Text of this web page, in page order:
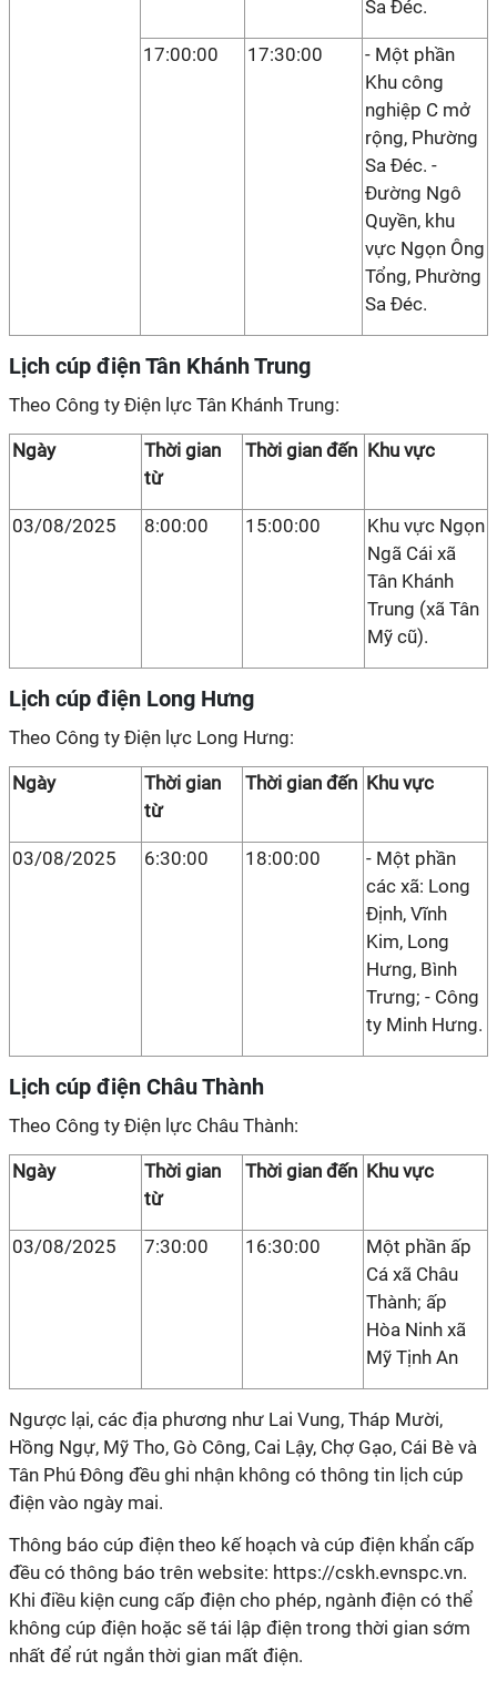
Sa Đéc.
17:00:00 17:30:00
- Một phần
Khu công
nghiệp C mở
rộng, Phường
Sa Đéc. -
Đường Ngô
Quyền, khu
vực Ngọn Ông
Tổng, Phường
Sa Đéc.
Lịch cúp điện Tân Khánh Trung
Theo Công ty Điện lực Tân Khánh Trung:
Ngày
Thời gian
từ
Thời gian đến Khu vực
03/08/2025 8:00:00 15:00:00
Khu vực Ngọn
Ngã Cái xã
Tân Khánh
Trung (xã Tân
Mỹ cũ).
Lịch cúp điện Long Hưng
Theo Công ty Điện lực Long Hưng:
Ngày
Thời gian
từ
Thời gian đến Khu vực
03/08/2025 6:30:00 18:00:00
- Một phần
các xã: Long
Định, Vĩnh
Kim, Long
Hưng, Bình
Trưng; - Công
ty Minh Hưng.
Lịch cúp điện Châu Thành
Theo Công ty Điện lực Châu Thành:
Ngày
Thời gian
từ
Thời gian đến Khu vực
03/08/2025 7:30:00 16:30:00
Một phần ấp
Cá xã Châu
Thành; ấp
Hòa Ninh xã
Mỹ Tịnh An
Ngược lại, các địa phương như Lai Vung, Tháp Mười,
Hồng Ngự, Mỹ Tho, Gò Công, Cai Lậy, Chợ Gạo, Cái Bè và
Tân Phú Đông đều ghi nhận không có thông tin lịch cúp
điện vào ngày mai.
Thông báo cúp điện theo kế hoạch và cúp điện khẩn cấp
đều có thông báo trên website: https://cskh.evnspc.vn.
Khi điều kiện cung cấp điện cho phép, ngành điện có thể
không cúp điện hoặc sẽ tái lập điện trong thời gian sớm
nhất để rút ngắn thời gian mất điện.